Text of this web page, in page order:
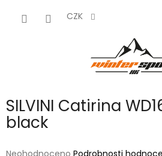
CZK
SILVINI Catirina
black
Průměrné